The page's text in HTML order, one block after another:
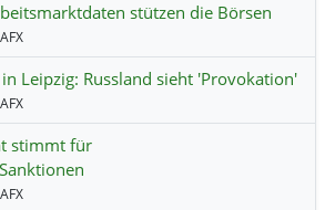
stützen die Börsen
Leipzig: Russland sieht 'Provokation'
stimmt für